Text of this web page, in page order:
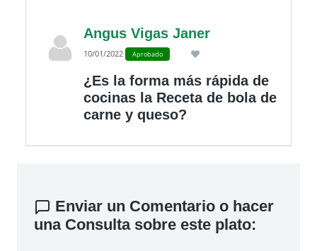
Angus Vigas Janer
10/01/2022 Aprobado
¿Es la forma más rápida de
cocinas la Receta de bola de
carne y queso?
Enviar un Comentario o hacer
una Consulta sobre este plato: